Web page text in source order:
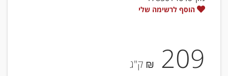
הוסף לרשימה שלי
209 ₪ ק"ג